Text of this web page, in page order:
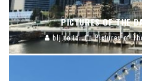
PICTURES OF THE
blj.co.id Pictures of